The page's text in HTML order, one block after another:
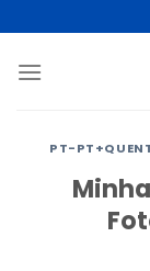
to
content
PT-